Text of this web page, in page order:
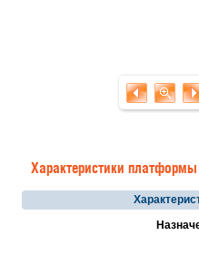
Характеристики платформы